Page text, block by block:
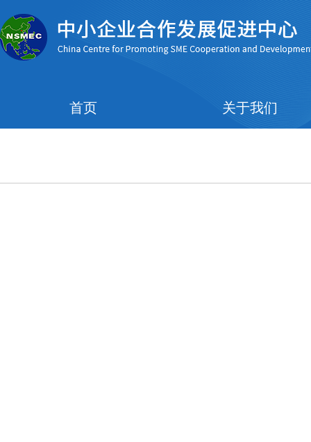
首页 关于我们